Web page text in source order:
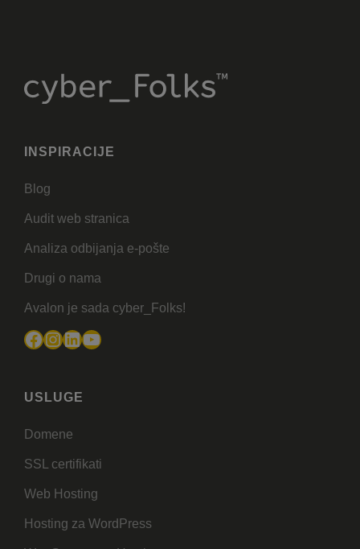
INSPIRACIJE
Blog
Audit web stranica
Analiza odbijanja e-pošte
Drugi o nama
Avalon je sada cyber_Folks!
Facebook
Instagram
LinkedIn
YouTube
USLUGE
Domene
SSL certifikati
Web Hosting
Hosting za WordPress